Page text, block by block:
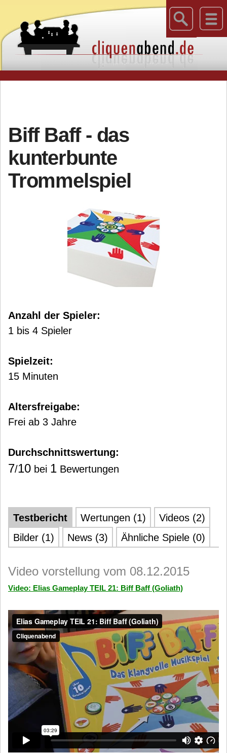
Biff Baff - das
kunterbunte
Trommelspiel
Anzahl der Spieler:
1 bis 4 Spieler
Spielzeit:
15 Minuten
Altersfreigabe:
Frei ab 3 Jahre
Durchschnittswertung:
7/10 bei 1 Bewertungen
Testbericht Wertungen (1)
Videos (2)
Bilder (1)
News (3) Ähnliche Spiele (0)
Video vorstellung vom 08.12.2015
Video: Elias Gameplay TEIL 21: Biff Baff (Goliath)